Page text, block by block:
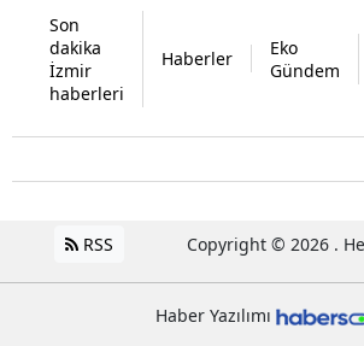
Son
dakika
İzmir
haberleri
Haberler
Eko
Gündem
RSS Copyright © 2026 .
Haber Yazılımı